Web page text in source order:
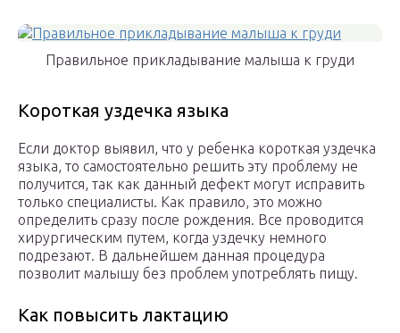
Правильное прикладывание малыша к груди
Короткая уздечка языка
Если доктор выявил, что у ребенка короткая уздечка
языка, то самостоятельно решить эту проблему не
получится, так как данный дефект могут исправить
только специалисты. Как правило, это можно
определить сразу после рождения. Все проводится
хирургическим путем, когда уздечку немного
подрезают. В дальнейшем данная процедура
позволит малышу без проблем употреблять пищу.
Как повысить лактацию